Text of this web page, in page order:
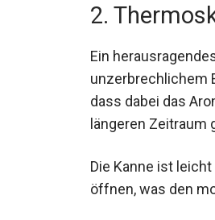
2.
Ein
unzerbrechlichem
dass dabei das
längeren Zeitraum
Die Kanne ist
öffnen, was den